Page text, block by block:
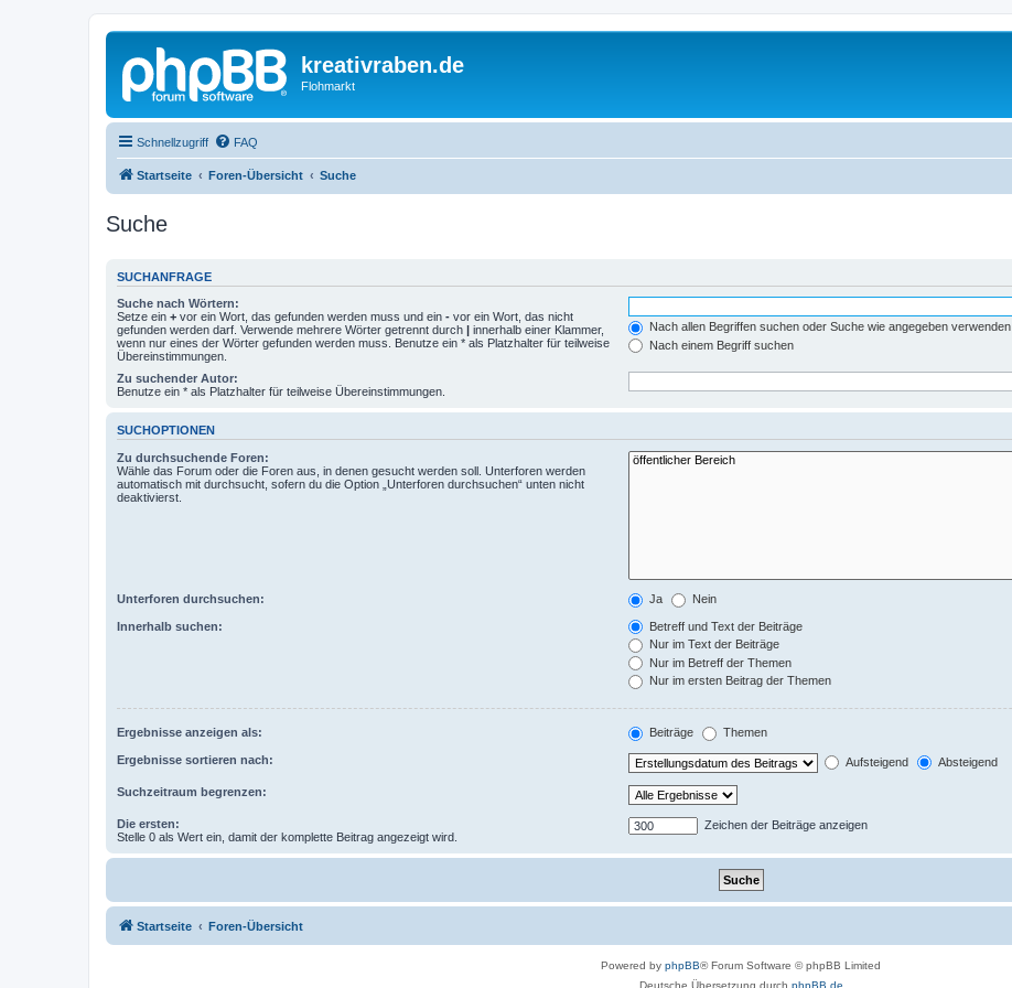
kreativraben.de
Flohmarkt
Schnellzugriff FAQ
Startseite Foren-Übersicht Suche
Suche
SUCHANFRAGE
Suche nach Wörtern:
Setze ein + vor ein Wort, das gefunden werden muss und ein - vor ein Wort, das nicht
gefunden werden darf. Verwende mehrere Wörter getrennt durch | innerhalb einer Klammer,
wenn nur eines der Wörter gefunden werden muss. Benutze ein * als Platzhalter für teilweise
Übereinstimmungen.
Nach allen Begriffen suchen oder Suche wie angegeben verwenden
Nach einem Begriff suchen
Zu suchender Autor:
Benutze ein * als Platzhalter für teilweise Übereinstimmungen.
SUCHOPTIONEN
Zu durchsuchende Foren:
Wähle das Forum oder die Foren aus, in denen gesucht werden soll. Unterforen werden
automatisch mit durchsucht, sofern du die Option „Unterforen durchsuchen“ unten nicht
deaktivierst.
Unterforen durchsuchen: Ja Nein
Innerhalb suchen:
Betreff und Text der Beiträge
Nur im Text der Beiträge
Nur im Betreff der Themen
Nur im ersten Beitrag der Themen
Ergebnisse anzeigen als: Beiträge Themen
Ergebnisse sortieren nach: Aufsteigend Absteigend
Suchzeitraum begrenzen:
Die ersten:
Stelle 0 als Wert ein, damit der komplette Beitrag angezeigt wird.
Zeichen der Beiträge anzeigen
Startseite Foren-Übersicht
Powered by phpBB® Forum Software © phpBB Limited
Deutsche Übersetzung durch phpBB.de